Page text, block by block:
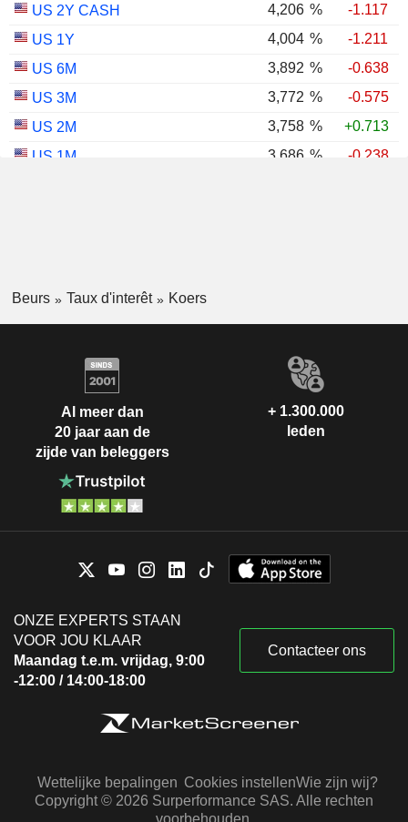
US 2Y CASH
4,206 %
-1.117
US 1Y
4,004 %
-1.211
US 6M
3,892 %
-0.638
US 3M
3,772 %
-0.575
US 2M
3,758 %
+0.713
US 1M
3,686 %
-0.238
Beurs Taux d'interêt Koers
Al meer dan
20 jaar aan de
zijde van beleggers
+ 1.300.000
leden
ONZE EXPERTS STAAN
VOOR JOU KLAAR
Maandag t.e.m. vrijdag, 9:00
-12:00 / 14:00-18:00
Contacteer ons
Wettelijke bepalingen Cookies instellenWie zijn wij?
Copyright © 2026 Surperformance SAS. Alle rechten
voorbehouden.